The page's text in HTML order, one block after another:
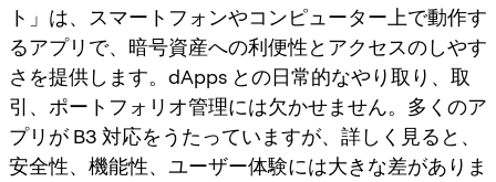
ト」は、スマートフォンやコンピューター上で動作す
るアプリで、暗号資産への利便性とアクセスのしやす
さを提供します。dApps との日常的なやり取り、取
引、ポートフォリオ管理には欠かせません。多くのア
プリが B3 対応をうたっていますが、詳しく見ると、
安全性、機能性、ユーザー体験には大きな差がありま